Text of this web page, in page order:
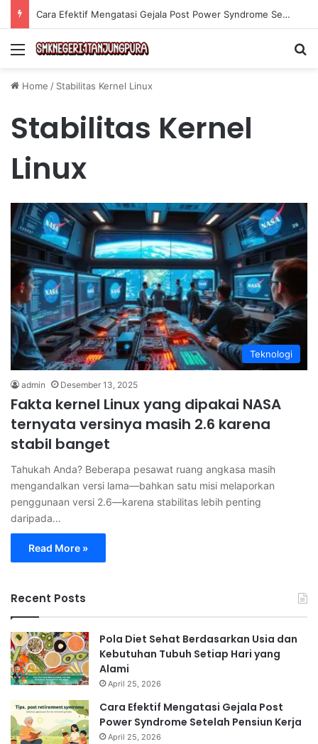
Cara Efektif Mengatasi Gejala Post Power Syndrome Setelah Pensiun Kerja
Menu
Home / Stabilitas Kernel Linux
Stabilitas Kernel
Linux
Teknologi
admin Desember 13, 2025
Fakta kernel Linux yang dipakai NASA
ternyata versinya masih 2.6 karena
stabil banget
Tahukah Anda? Beberapa pesawat ruang angkasa masih
mengandalkan versi lama—bahkan satu misi melaporkan
penggunaan versi 2.6—karena stabilitas lebih penting
daripada…
Read More »
Recent Posts
Pola Diet Sehat Berdasarkan Usia dan
Kebutuhan Tubuh Setiap Hari yang
Alami
April 25, 2026
Cara Efektif Mengatasi Gejala Post
Power Syndrome Setelah Pensiun Kerja
April 25, 2026